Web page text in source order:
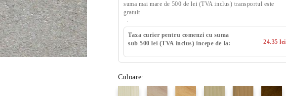
suma mai mare de 500 de lei (TVA inclus) transportul este
gratuit
Taxa curier pentru comenzi cu suma
sub 500 lei (TVA inclus) incepe de la:
24.35 lei
Culoare: